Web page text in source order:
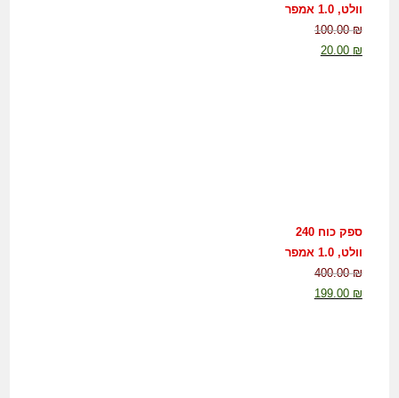
וולט, 1.0 אמפר
100.00₪
20.00 ₪
ספק כוח 240
וולט, 1.0 אמפר
400.00₪
199.00 ₪